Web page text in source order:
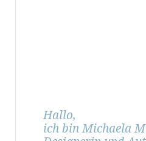
Hallo,
ich bin Michaela